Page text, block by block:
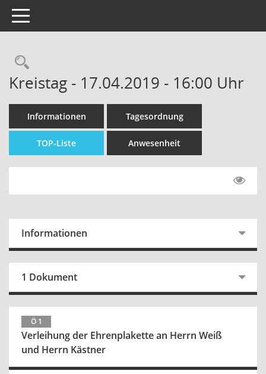
Toggle navigation
Kreistag - 17.04.2019 - 16:00 Uhr
Informationen Tagesordnung
TOP-Liste Anwesenheit
Informationen
1 Dokument
Ö 1
Verleihung der Ehrenplakette an Herrn Weiß
und Herrn Kästner